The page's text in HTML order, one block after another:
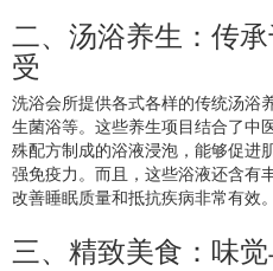
二、汤浴养生：传
受
洗浴会所提供各式各样的传统汤浴
生菌浴等。这些养生项目结合了中
殊配方制成的浴液浸泡，能够促进
强免疫力。而且，这些浴液还含有
改善睡眠质量和抵抗疾病非常有效。
三、精致美食：味